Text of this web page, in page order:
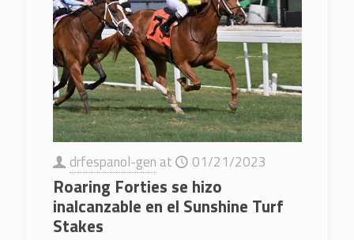
drfespanol-gen at 01/21/2023
Roaring Forties se hizo
inalcanzable en el Sunshine Turf
Stakes